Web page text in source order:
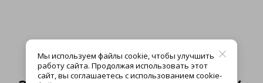
Мы используем файлы cookie, чтобы улучшить
работу сайта. Продолжая использовать этот
сайт, вы соглашаетесь с использованием cookie-